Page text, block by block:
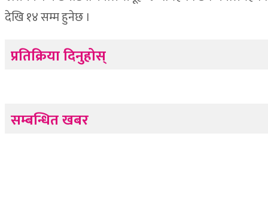
देखि १४ सम्म हुनेछ ।
प्रतिक्रिया दिनुहोस्
सम्बन्धित खबर